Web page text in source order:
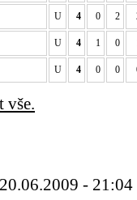
U 4 0 2
U 4 1 0
U 4 0 0
vše.
- 21:04